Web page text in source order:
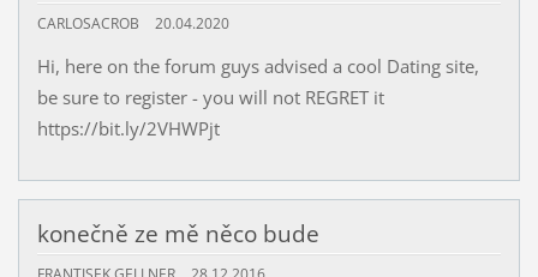
CARLOSACROB 20.04.2020
Hi, here on the forum guys advised a cool Dating site,
be sure to register - you will not REGRET it
https://bit.ly/2VHWPjt
konečně ze mě něco bude